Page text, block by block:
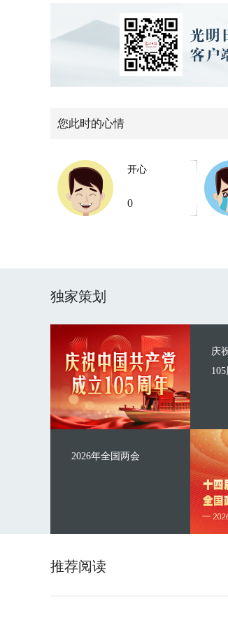
您此时的心情
开心
0
独家策划
庆
2026年全国两会
推荐阅读